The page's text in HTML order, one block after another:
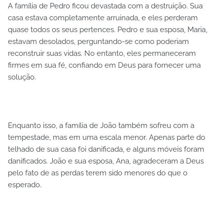
A família de Pedro ficou devastada com a destruição. Sua
casa estava completamente arruinada, e eles perderam
quase todos os seus pertences. Pedro e sua esposa, Maria,
estavam desolados, perguntando-se como poderiam
reconstruir suas vidas. No entanto, eles permaneceram
firmes em sua fé, confiando em Deus para fornecer uma
solução.
Enquanto isso, a família de João também sofreu com a
tempestade, mas em uma escala menor. Apenas parte do
telhado de sua casa foi danificada, e alguns móveis foram
danificados. João e sua esposa, Ana, agradeceram a Deus
pelo fato de as perdas terem sido menores do que o
esperado.